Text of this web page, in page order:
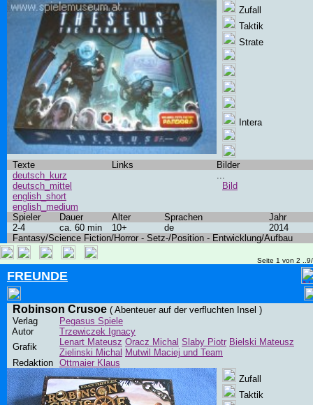
Zufall
Taktik
Strate
Intera
Texte Links
Bilder
deutsch_kurz
deutsch_mittel
english_short
english_medium
...
Bild
Spieler Dauer Alter Sprachen
Jahr
2-4
ca. 60 min 10+ de
2014
Fantasy/Science Fiction/Horror - Setz-/Position - Entwicklung/Aufbau
Seite 1 von 2
FREUNDE
Robinson Crusoe ( Abenteuer auf der verfluchten Insel )
Verlag
Pegasus Spiele
Autor
Trzewiczek Ignacy
Grafik
Lenart Mateusz Oracz Michal Slaby Piotr Bielski Mateusz
Zielinski Michal Mutwil Maciej und Team
Redaktion Ottmaier Klaus
Zufall
Taktik